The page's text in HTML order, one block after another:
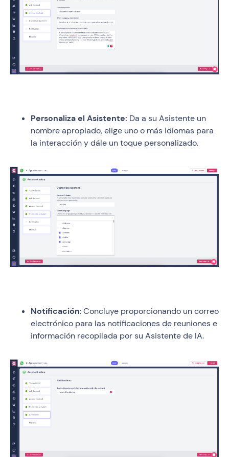
Personaliza el Asistente: Da a su Asistente un
nombre apropiado, elige uno o más idiomas para
la interacción y dále un toque personalizado.
Notificación: Concluye proporcionando un correo
electrónico para las notificaciones de reuniones e
información recopilada por su Asistente de IA.